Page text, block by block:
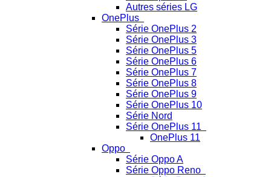
Autres séries LG
OnePlus
Série OnePlus 2
Série OnePlus 3
Série OnePlus 5
Série OnePlus 6
Série OnePlus 7
Série OnePlus 8
Série OnePlus 9
Série OnePlus 10
Série Nord
Série OnePlus 11
OnePlus 11
Oppo
Série Oppo A
Série Oppo Reno